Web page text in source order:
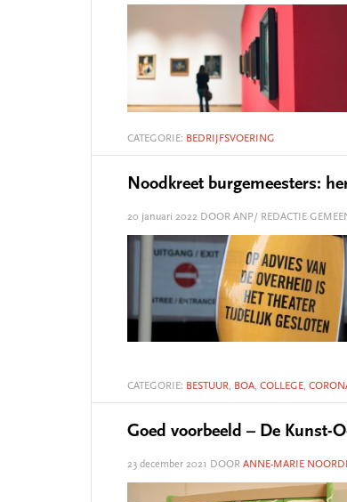
CATEGORIE: BEDRIJFSVOERING
Noodkreet burgemeesters:
20 januari 2022 DOOR ANP/ REDACTIE
CATEGORIE: BESTUUR, BOA, COLLEGE,
Goed voorbeeld – De Kunst-
23 december 2021 DOOR ANNE-MARIE